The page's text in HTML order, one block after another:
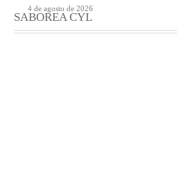
4 de agosto de 2026
SABOREA CYL